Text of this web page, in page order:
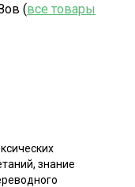
(все товары
знание